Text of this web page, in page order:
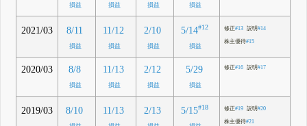
損益 損益 損益 損益
2021/03 8/11
損益
11/12
損益
2/10
損益
5/14#12
損益
修正#13 説明#14
株主優待#15
2020/03 8/8
損益
11/13
損益
2/12
損益
5/29
損益
修正#16 説明#17
2019/03 8/10 11/13 2/13 5/15#18 修正#19 説明#20
株主優待#21